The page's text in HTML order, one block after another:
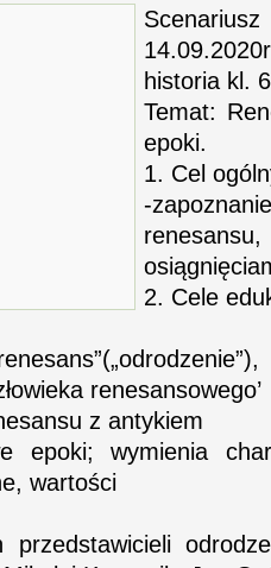
historia kl.
Temat:
epoki.
1. Cel
-
2. Cele
renesansowego’
z antykiem
epoki; wymienia
wartości
przedstawicieli